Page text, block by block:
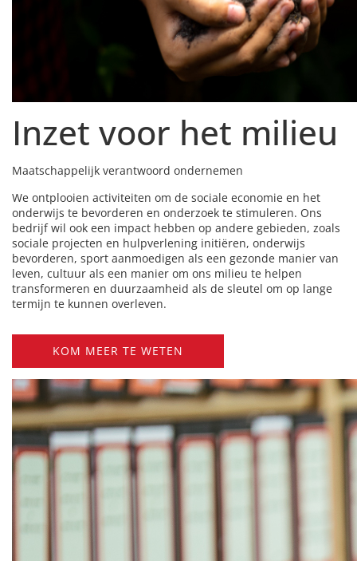
Inzet voor het milieu
Maatschappelijk verantwoord ondernemen
We ontplooien activiteiten om de sociale economie en het
onderwijs te bevorderen en onderzoek te stimuleren. Ons
bedrijf wil ook een impact hebben op andere gebieden, zoals
sociale projecten en hulpverlening initiëren, onderwijs
bevorderen, sport aanmoedigen als een gezonde manier van
leven, cultuur als een manier om ons milieu te helpen
transformeren en duurzaamheid als de sleutel om op lange
termijn te kunnen overleven.
KOM MEER TE WETEN